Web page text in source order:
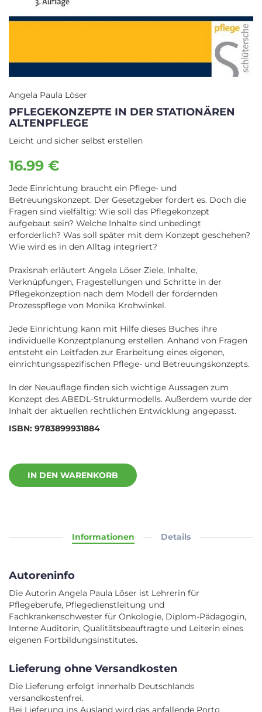
Angela Paula Löser
PFLEGEKONZEPTE IN DER STATIONÄREN
ALTENPFLEGE
Leicht und sicher selbst erstellen
16.99 €
Jede Einrichtung braucht ein Pflege- und
Betreuungskonzept. Der Gesetzgeber fordert es. Doch die
Fragen sind vielfältig: Wie soll das Pflegekonzept
aufgebaut sein? Welche Inhalte sind unbedingt
erforderlich? Was soll später mit dem Konzept geschehen?
Wie wird es in den Alltag integriert?
Praxisnah erläutert Angela Löser Ziele, Inhalte,
Verknüpfungen, Fragestellungen und Schritte in der
Pflegekonzeption nach dem Modell der fördernden
Prozesspflege von Monika Krohwinkel.
Jede Einrichtung kann mit Hilfe dieses Buches ihre
individuelle Konzeptplanung erstellen. Anhand von Fragen
entsteht ein Leitfaden zur Erarbeitung eines eigenen,
einrichtungsspezifischen Pflege- und Betreuungskonzepts.
In der Neuauflage finden sich wichtige Aussagen zum
Konzept des ABEDL-Strukturmodells. Außerdem wurde der
Inhalt der aktuellen rechtlichen Entwicklung angepasst.
ISBN: 9783899931884
IN DEN WARENKORB
Informationen Details
Autoreninfo
Die Autorin Angela Paula Löser ist Lehrerin für
Pflegeberufe, Pflegedienstleitung und
Fachkrankenschwester für Onkologie, Diplom-Pädagogin,
Interne Auditorin, Qualitätsbeauftragte und Leiterin eines
eigenen Fortbildungsinstitutes.
Lieferung ohne Versandkosten
Die Lieferung erfolgt innerhalb Deutschlands
versandkostenfrei.
Bei Lieferung ins Ausland wird das anfallende Porto